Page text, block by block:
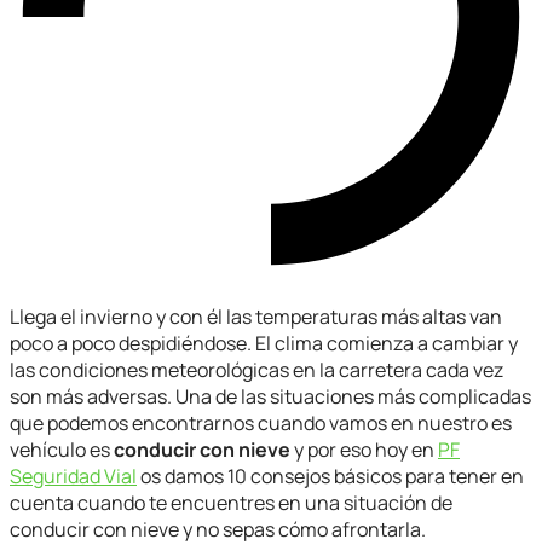
Llega el invierno y con él las temperaturas más altas van
poco a poco despidiéndose. El clima comienza a cambiar y
las condiciones meteorológicas en la carretera cada vez
son más adversas. Una de las situaciones más complicadas
que podemos encontrarnos cuando vamos en nuestro es
vehículo esconducir con nievey por eso hoy en PF
Seguridad Vialos damos 10 consejos básicos para tener en
cuenta cuando te encuentres en una situación de
conducir con nievey no sepas cómo afrontarla.